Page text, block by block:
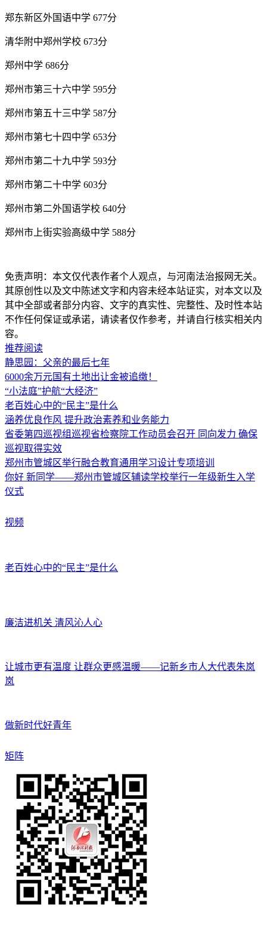
郑东新区外国语中学 677分
清华附中郑州学校 673分
郑州中学 686分
郑州市第三十六中学 595分
郑州市第五十三中学 587分
郑州市第七十四中学 653分
郑州市第二十九中学 593分
郑州市第二十中学 603分
郑州市第二外国语学校 640分
郑州市上街实验高级中学 588分
免责声明：本文仅代表作者个人观点，与河南法治报网无关。
其原创性以及文中陈述文字和内容未经本站证实，对本文以及
其中全部或者部分内容、文字的真实性、完整性、及时性本站
不作任何保证或承诺，请读者仅作参考，并请自行核实相关内
容。
推荐阅读
静思园：父亲的最后七年
6000余万元国有土地出让金被追缴！
“小法庭”护航“大经济”
老百姓心中的“民主”是什么
涵养优良作风 提升政治素养和业务能力
省委第四巡视组巡视省检察院工作动员会召开 同向发力 确保
巡视取得实效
郑州市管城区举行融合教育通用学习设计专项培训
你好 新同学——郑州市管城区辅读学校举行一年级新生入学
仪式
视频
老百姓心中的“民主”是什么
廉洁进机关 清风沁人心
让城市更有温度 让群众更感温暖——记新乡市人大代表朱岚
岚
做新时代好青年
矩阵